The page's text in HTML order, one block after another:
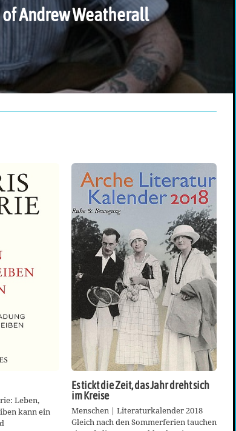
of Andrew Weatherall
Leben,
kann ein
Es tickt die Zeit, das Jahr dreht sich
im Kreise
Menschen | Literaturkalender 2018
Gleich nach den Sommerferien tauchen